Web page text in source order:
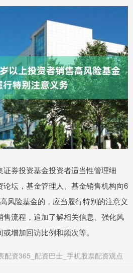
券投资基金投资者适当性管理细
坛，基金管理人、基金销售机构向6
风险基金的，应当履行特别的注意义
流程，追加了解相关信息、强化风
增加回访比例和频次等。
配资365_配资巴士_手机股票配资观点